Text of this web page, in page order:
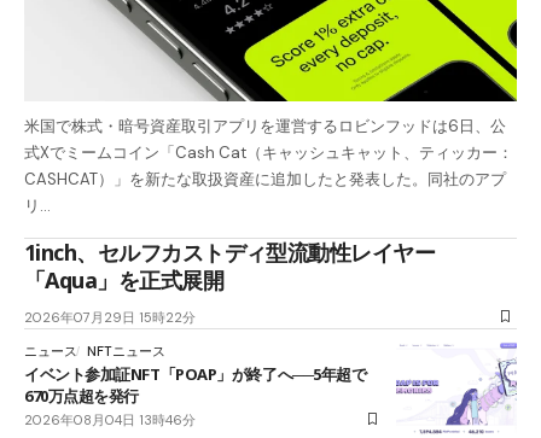
米国で株式・暗号資産取引アプリを運営するロビンフッドは6日、公
式Xでミームコイン「Cash Cat（キャッシュキャット、ティッカー：
CASHCAT）」を新たな取扱資産に追加したと発表した。同社のアプ
リ…
1inch、セルフカストディ型流動性レイヤー
「Aqua」を正式展開
2026年07月29日 15時22分
ニュース NFTニュース
イベント参加証NFT「POAP」が終了へ──5年超で
670万点超を発行
2026年08月04日 13時46分